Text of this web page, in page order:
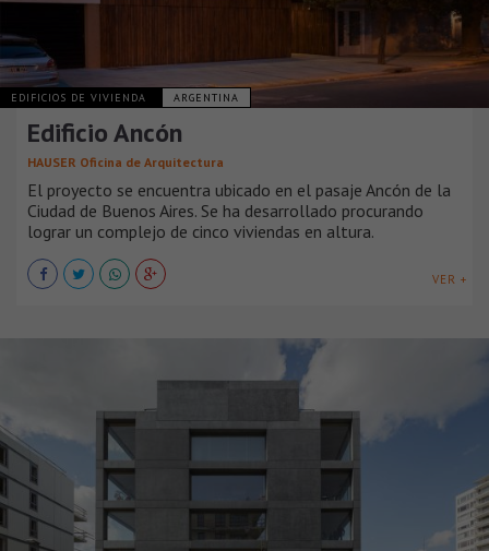
EDIFICIOS DE VIVIENDA ARGENTINA
Edificio Ancón
HAUSER Oficina de Arquitectura
El proyecto se encuentra ubicado en el pasaje Ancón de la
Ciudad de Buenos Aires. Se ha desarrollado procurando
lograr un complejo de cinco viviendas en altura.
VER +